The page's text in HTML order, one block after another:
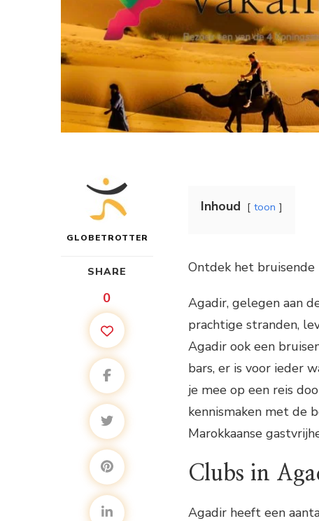
GLOBETROTTER
SHARE
0
Inhoud toon
Ontdek het bruisende
Agadir, gelegen aan
prachtige stranden,
Agadir ook een
bars, er is voor ieder
je mee op een reis
kennismaken met de
Marokkaanse
Clubs in
Agadir heeft een